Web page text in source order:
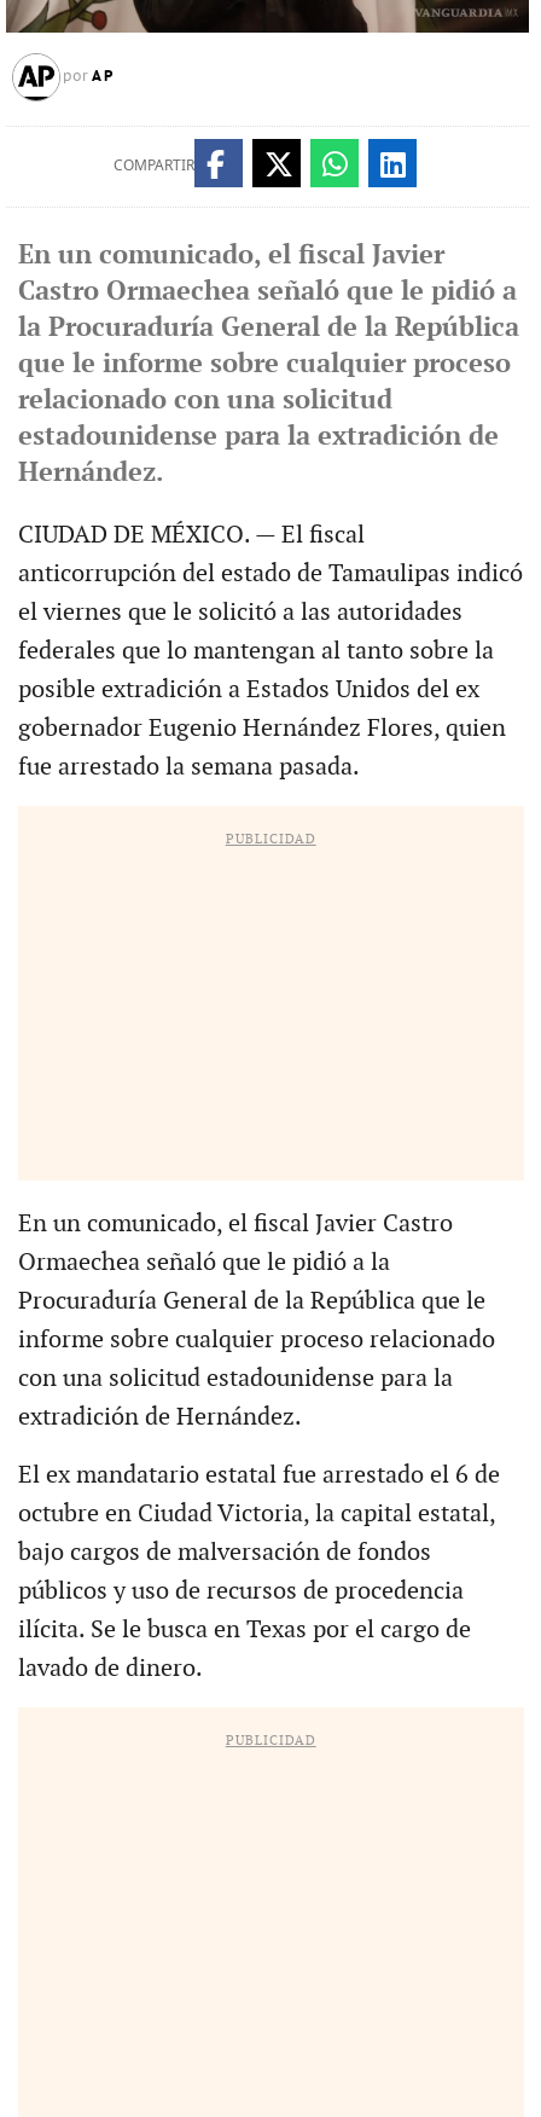
por AP
COMPARTIR
En un comunicado, el fiscal Javier
Castro Ormaechea señaló que le pidió a
la Procuraduría General de la República
que le informe sobre cualquier proceso
relacionado con una solicitud
estadounidense para la extradición de
Hernández.
CIUDAD DE MÉXICO. — El fiscal
anticorrupción del estado de Tamaulipas indicó
el viernes que le solicitó a las autoridades
federales que lo mantengan al tanto sobre la
posible extradición a Estados Unidos del ex
gobernador Eugenio Hernández Flores, quien
fue arrestado la semana pasada.
PUBLICIDAD
En un comunicado, el fiscal Javier Castro
Ormaechea señaló que le pidió a la
Procuraduría General de la República que le
informe sobre cualquier proceso relacionado
con una solicitud estadounidense para la
extradición de Hernández.
El ex mandatario estatal fue arrestado el 6 de
octubre en Ciudad Victoria, la capital estatal,
bajo cargos de malversación de fondos
públicos y uso de recursos de procedencia
ilícita. Se le busca en Texas por el cargo de
lavado de dinero.
PUBLICIDAD